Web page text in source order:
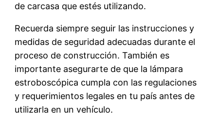
de carcasa que estés utilizando.
Recuerda siempre seguir las instrucciones y
medidas de seguridad adecuadas durante el
proceso de construcción. También es
importante asegurarte de que la lámpara
estroboscópica cumpla con las regulaciones
y requerimientos legales en tu país antes de
utilizarla en un vehículo.